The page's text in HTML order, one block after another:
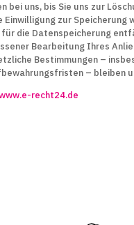
bei uns, bis Sie uns zur
zur Speicherung
die Datenspeicherung
Bearbeitung Ihres
Bestimmungen –
– bleiben
recht24.de